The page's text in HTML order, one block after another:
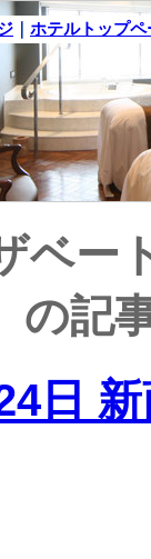
｜ ホテルトップペ
ベー
の記
日